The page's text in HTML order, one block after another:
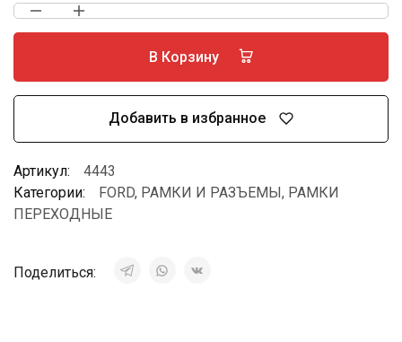
В Корзину
Добавить в избранное
Артикул:
4443
Категории:
FORD, РАМКИ И РАЗЪЕМЫ, РАМКИ
ПЕРЕХОДНЫЕ
Поделиться: